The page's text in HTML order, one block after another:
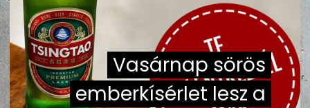
ZENE
MÉDIAAJÁNLAT
IMPRESSZUM
PR-ARCHÍVUM
ADATKEZELÉSI TÁJÉKOZTATÓ
Vasárnap sörös
emberkísérlet lesz a